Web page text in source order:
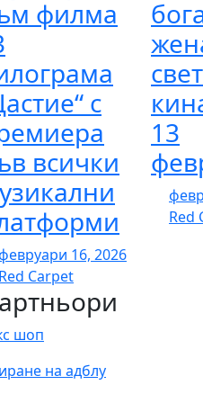
филма
с
всички
16, 2026
Red Carpet
13
Red
шоп
на адблу